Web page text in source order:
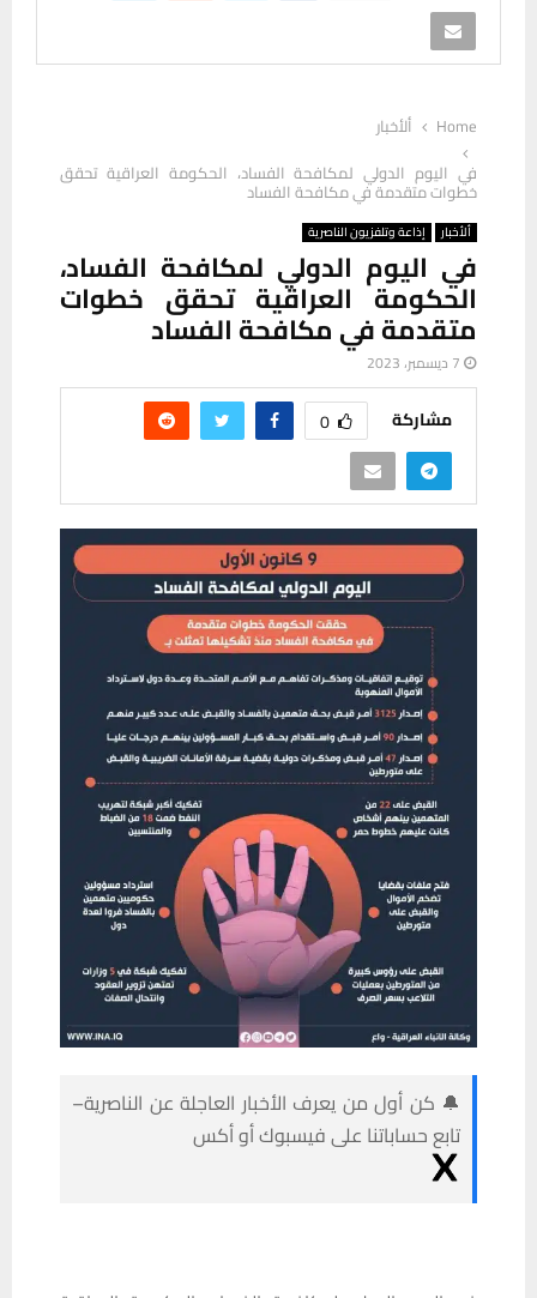
Home
ألأخبار
في اليوم الدولي لمكافحة الفساد، الحكومة العراقية تحقق
خطوات متقدمة في مكافحة الفساد
ألأخبار إذاعة وتلفزيون الناصرية
في اليوم الدولي لمكافحة الفساد،
الحكومة العراقية تحقق خطوات
متقدمة في مكافحة الفساد
7 ديسمبر، 2023
مشاركة 0
🔔 كن أول من يعرف الأخبار العاجلة عن الناصرية–
تابع حساباتنا على فيسبوك أو أكس